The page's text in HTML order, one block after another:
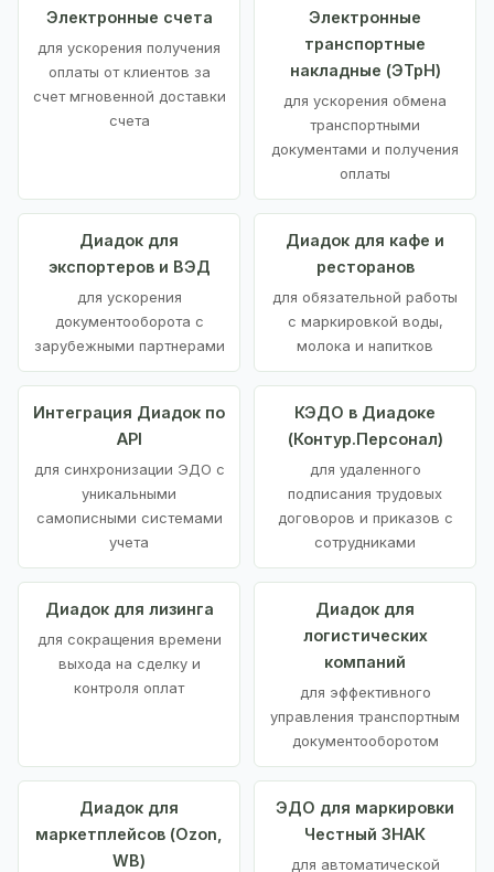
Электронные счета
для ускорения получения
оплаты от клиентов за
счет мгновенной доставки
счета
Электронные
транспортные
накладные (ЭТрН)
для ускорения обмена
транспортными
документами и получения
оплаты
Диадок для
экспортеров и ВЭД
для ускорения
документооборота с
зарубежными партнерами
Диадок для кафе и
ресторанов
для обязательной работы
с маркировкой воды,
молока и напитков
Интеграция Диадок по
API
для синхронизации ЭДО с
уникальными
самописными системами
учета
КЭДО в Диадоке
(Контур.Персонал)
для удаленного
подписания трудовых
договоров и приказов с
сотрудниками
Диадок для лизинга
для сокращения времени
выхода на сделку и
контроля оплат
Диадок для
логистических
компаний
для эффективного
управления транспортным
документооборотом
Диадок для
маркетплейсов (Ozon,
WB)
ЭДО для маркировки
Честный ЗНАК
для автоматической